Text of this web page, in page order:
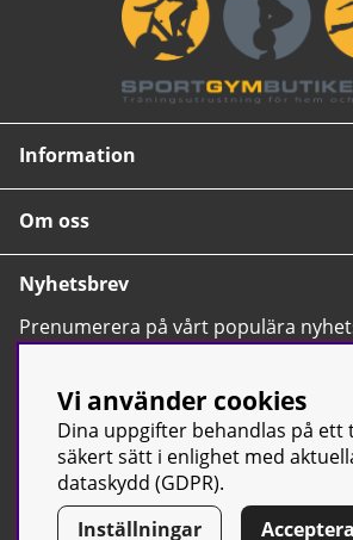
Information
Om oss
Nyhetsbrev
Prenumerera på vårt populära
tips, nyheter och våra allra bästa
© Sport & Gym Butiken JTC AB | Kontakta oss
Vi använder cookies
Dina uppgifter behandlas på ett
säkert sätt i enlighet med
dataskydd (GDPR).
Inställningar